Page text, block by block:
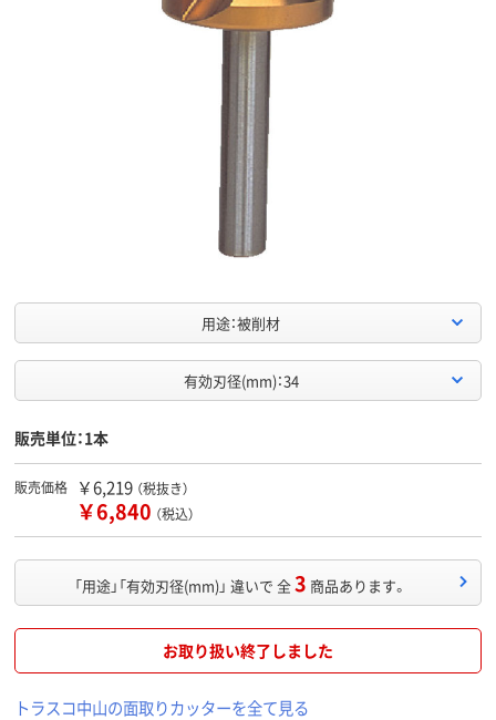
用途：被削材
有効刃径(mm)：34
販売単位：1本
販売価格 ￥6,219 （税抜き）
￥6,840 （税込）
「用途」「有効刃径(mm)」 違いで 全3 商品あります。
お取り扱い終了しました
トラスコ中山の面取りカッターを全て見る